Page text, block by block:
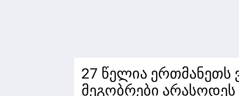
27 წელია ერთმანეთს
მეგობრები